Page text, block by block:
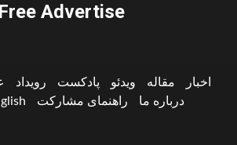
Free Advertise
اخبار مقاله ویدئو پادکست رویداد
درباره ما
راهنمای مشارکت